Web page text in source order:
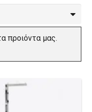
προιόντα μας.